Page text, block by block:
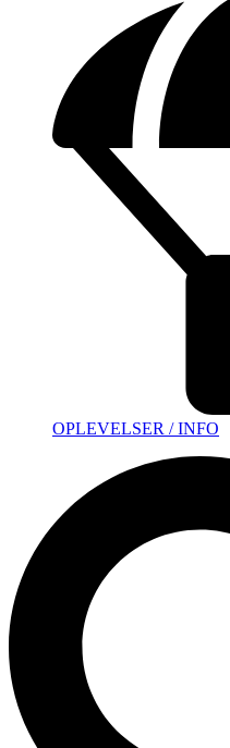
OPLEVELSER / INFO